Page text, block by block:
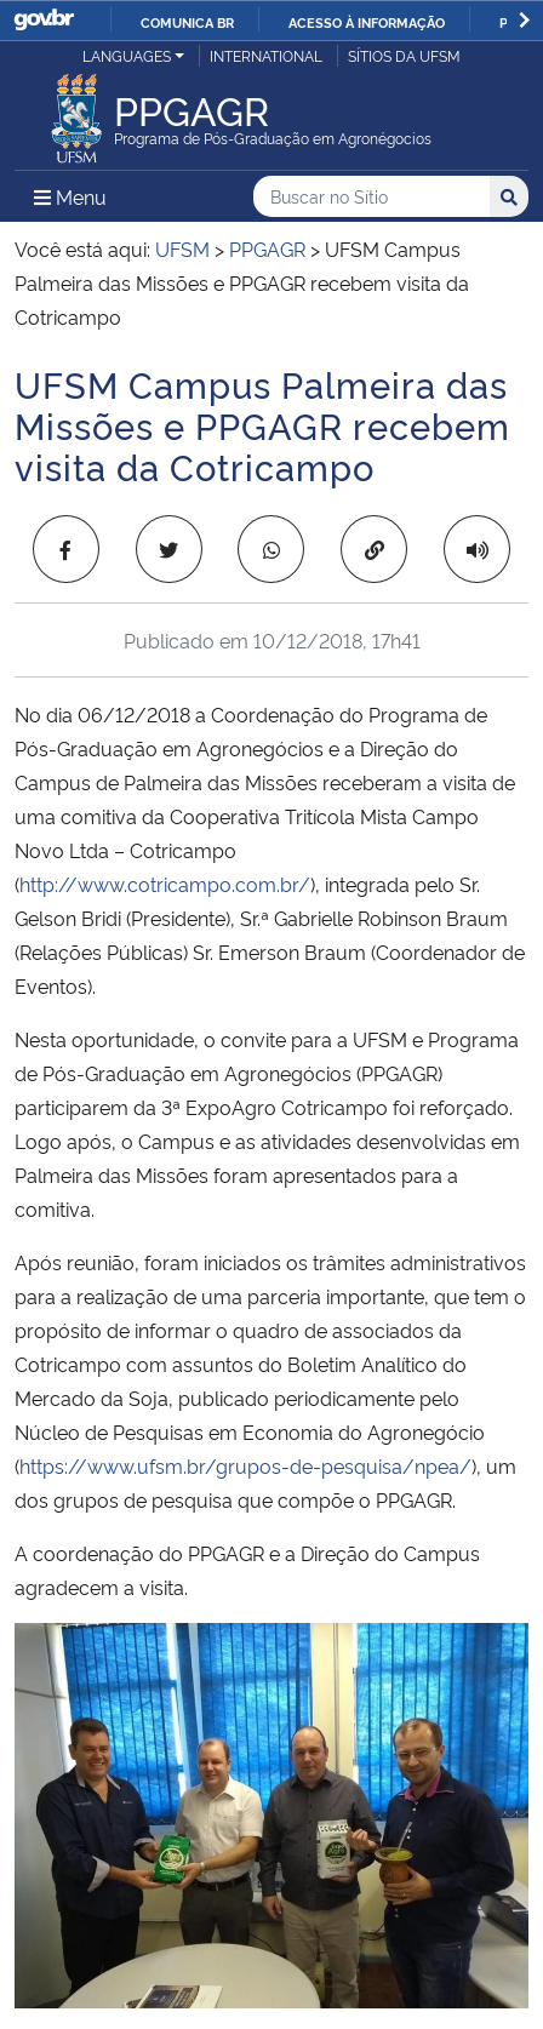
IR
COMUNICA BR ACESSO À INFORMAÇÃO
Ministério da Justiça e Segurança Pública
Ministério da Defesa
Ministério das Relações Exteriores
Ministério da Economia
Ministério da Infraestrutura
Ministério da Agricultura, Pecuária e Abastecimento
Ministério da Cidadania
Ministério da Ciência, Tecnologia, Inovações e Comunicações
Ministério do Meio Ambiente
Ministério do Turismo
Ministério do Desenvolvimento Regional
Ministério da Mulher, da Família e dos Direitos Humanos
Secretaria-Geral
Secretaria de Governo
Gabinete de Segurança Institucional
Advocacia-Geral da União
Banco Central do Brasil
Planalto
LANGUAGES INTERNATIONAL SÍTIOS DA UFSM
PPGAGR
Programa de Pós-Graduação em Agronégocios
Menu Menu Principal do Sítio
Busca
Buscar no no Sítio
Busca:
Você está aqui: UFSM > PPGAGR > UFSM Campus
Palmeira das Missões e PPGAGR recebem visita da
Cotricampo
Início do conteúdo
UFSM Campus Palmeira das
Missões e PPGAGR recebem
visita da Cotricampo
Copiar para área
Publicado em 10/12/2018, 17h41
No dia 06/12/2018 a Coordenação do Programa de
Pós-Graduação em Agronegócios e a Direção do
Campus de Palmeira das Missões receberam a visita de
uma comitiva da Cooperativa Tritícola Mista Campo
Novo Ltda – Cotricampo
(http://www.cotricampo.com.br/), integrada pelo Sr.
Gelson Bridi (Presidente), Sr.ª Gabrielle Robinson Braum
(Relações Públicas) Sr. Emerson Braum (Coordenador de
Eventos).
Nesta oportunidade, o convite para a UFSM e Programa
de Pós-Graduação em Agronegócios (PPGAGR)
participarem da 3ª ExpoAgro Cotricampo foi reforçado.
Logo após, o Campus e as atividades desenvolvidas em
Palmeira das Missões foram apresentados para a
comitiva.
Após reunião, foram iniciados os trâmites administrativos
para a realização de uma parceria importante, que tem o
propósito de informar o quadro de associados da
Cotricampo com assuntos do Boletim Analítico do
Mercado da Soja, publicado periodicamente pelo
Núcleo de Pesquisas em Economia do Agronegócio
(https://www.ufsm.br/grupos-de-pesquisa/npea/), um
dos grupos de pesquisa que compõe o PPGAGR.
A coordenação do PPGAGR e a Direção do Campus
agradecem a visita.